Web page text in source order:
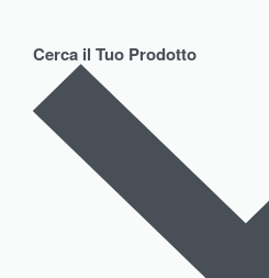
Cerca il Tuo Prodotto